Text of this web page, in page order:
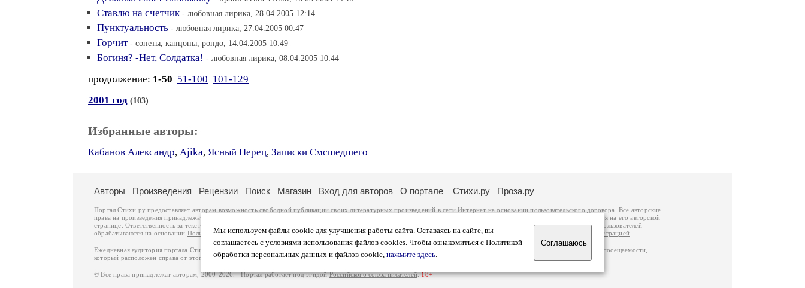
Ставлю на счетчик - любовная лирика, 28.04.2005 12:14
Пунктуальность - любовная лирика, 27.04.2005 00:47
Горчит - сонеты, канцоны, рондо, 14.04.2005 10:49
Богиня? -Нет, Солдатка! - любовная лирика, 08.04.2005 10:44
продолжение: 1-50 51-100 101-129
2001 год (103)
Избранные авторы:
Кабанов Александр, Ajika, Ясный Перец, Записки Смсшедшего
Мы используем файлы cookie для улучшения работы сайта. Оставаясь на сайте, вы
соглашаетесь с условиями использования файлов cookies. Чтобы ознакомиться с Политикой
обработки персональных данных и файлов cookie, нажмите здесь.
Соглашаюсь
Авторы Произведения Рецензии Поиск Магазин Вход для авторов О портале Стихи.ру Проза.ру
Портал Стихи.ру предоставляет авторам возможность свободной публикации своих литературных произведений в сети Интернет на основаниипользовательского договора
. Все авторские
права на произведения принадлежат авторам и охраняются
. Перепечатка произведений возможна только с согласия его автора, к которому вы можете обратиться на его авторской
странице. Ответственность за тексты произведений авторы несут самостоятельно на основании
законодательства Российской Федерации. Данные пользователей
обрабатываются на основании Политики обработки персональных данных. Вы также можете посмотреть более подробнуюинформацию о портале связаться с администрацией
Ежедневная аудитория портала Стихи.ру – порядка 200 тысяч посетителей, которые в общей сумме просматривают более двух миллионов страниц по данным счетчика посещаемости,
который расположен справа от этого текста. В каждой графе указано по две цифры: количество просмотров и количество посетителей.
© Все права принадлежат авторам, 2000-2026. Портал работает под эгидойРоссийского союза писателей.18+